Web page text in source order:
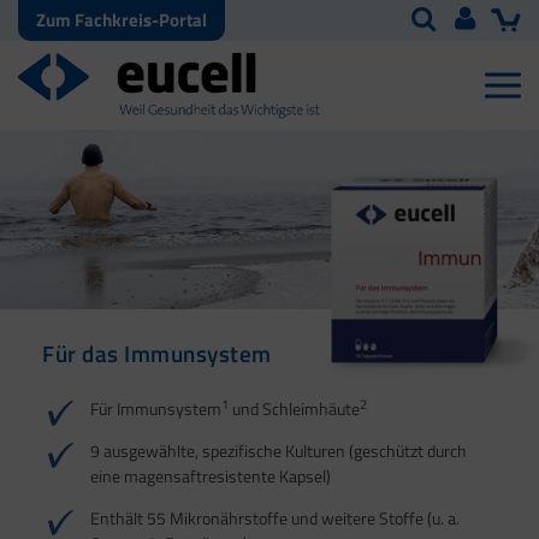
Zum Fachkreis-Portal
Für das Immunsystem
Für Immunsystem1 und Schleimhäute2
9 ausgewählte, spezifische Kulturen (geschützt durch
eine magensaftresistente Kapsel)
Enthält 55 Mikronährstoffe und weitere Stoffe (u. a.
Für Haut, Haare und
4
Für Ihre natürliche